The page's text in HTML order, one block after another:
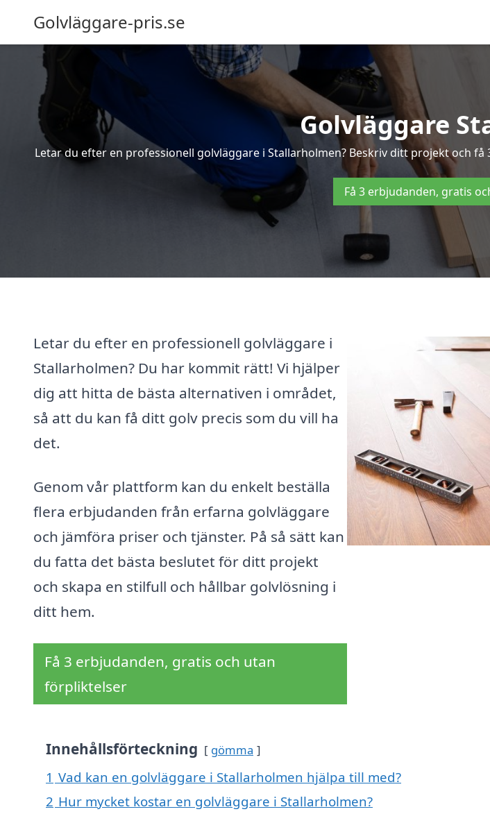
Golvläggare-pris.se
Golvläggare
Letar du efter en professionell golvläggare i Stallarholmen? Beskriv ditt projekt och
Få 3 erbjudanden, gratis
Letar du efter en professionell golvläggare i
Stallarholmen? Du har kommit rätt! Vi hjälper
dig att hitta de bästa alternativen i området,
så att du kan få ditt golv precis som du vill ha
det.
Genom vår plattform kan du enkelt beställa
flera erbjudanden från erfarna golvläggare
och jämföra priser och tjänster. På så sätt kan
du fatta det bästa beslutet för ditt projekt
och skapa en stilfull och hållbar golvlösning i
ditt hem.
Få 3 erbjudanden, gratis och utan
förpliktelser
Innehållsförteckning gömma
1 Vad kan en golvläggare i Stallarholmen hjälpa till med?
2 Hur mycket kostar en golvläggare i Stallarholmen?